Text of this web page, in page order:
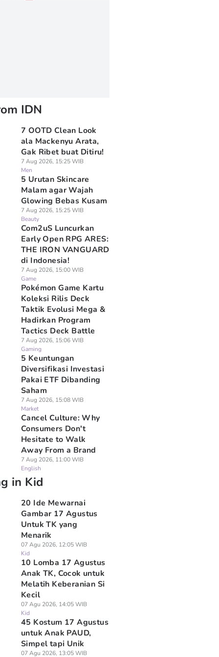
IDN
7 OOTD Clean Look
ala Mackenyu Arata,
Gak Ribet buat Ditiru!
7 Aug 2026, 15:25 WIB
Men
5 Urutan Skincare
Malam agar Wajah
Glowing Bebas Kusam
7 Aug 2026, 15:25 WIB
Beauty
Com2uS Luncurkan
Early Open RPG ARES:
THE IRON VANGUARD
di Indonesia!
7 Aug 2026, 15:00 WIB
Game
Pokémon Game Kartu
Koleksi Rilis Deck
Taktik Evolusi Mega &
Hadirkan Program
Tactics Deck Battle
7 Aug 2026, 15:06 WIB
Gaming
5 Keuntungan
Diversifikasi Investasi
Pakai ETF Dibanding
Saham
7 Aug 2026, 15:08 WIB
Market
Cancel Culture: Why
Consumers Don't
Hesitate to Walk
Away From a Brand
7 Aug 2026, 11:00 WIB
English
in Kid
20 Ide Mewarnai
Gambar 17 Agustus
Untuk TK yang
Menarik
07 Agu 2026, 12:05 WIB
Kid
10 Lomba 17 Agustus
Anak TK, Cocok untuk
Melatih Keberanian Si
Kecil
07 Agu 2026, 14:05 WIB
Kid
45 Kostum 17 Agustus
untuk Anak PAUD,
Simpel tapi Unik
07 Agu 2026, 13:05 WIB